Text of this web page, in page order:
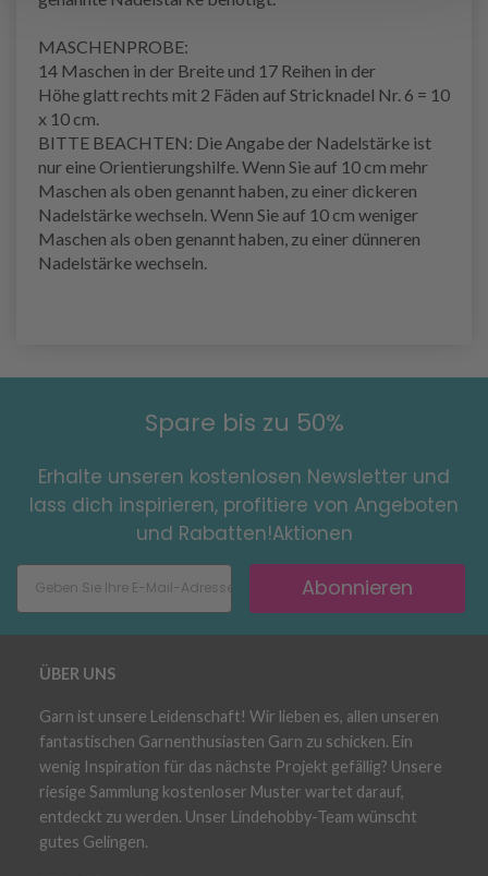
MASCHENPROBE:
14 Maschen in der Breite und 17 Reihen in der
Höhe glatt rechts mit 2 Fäden auf Stricknadel Nr. 6 = 10
x 10 cm.
BITTE BEACHTEN: Die Angabe der Nadelstärke ist
nur eine Orientierungshilfe. Wenn Sie auf 10 cm mehr
Maschen als oben genannt haben, zu einer dickeren
Nadelstärke wechseln. Wenn Sie auf 10 cm weniger
Maschen als oben genannt haben, zu einer dünneren
Nadelstärke wechseln.
Spare bis zu 50%
Erhalte unseren kostenlosen Newsletter und
lass dich inspirieren, profitiere von Angeboten
und Rabatten!Aktionen
Abonnieren
ÜBER UNS
Garn ist unsere Leidenschaft! Wir lieben es, allen unseren
fantastischen Garnenthusiasten Garn zu schicken. Ein
wenig Inspiration für das nächste Projekt gefällig? Unsere
riesige Sammlung kostenloser Muster wartet darauf,
entdeckt zu werden. Unser Lindehobby-Team wünscht
gutes Gelingen.